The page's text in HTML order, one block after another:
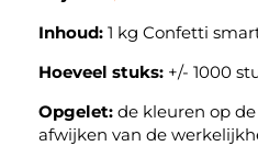
Inhoud: 1 kg Confetti
Hoeveel stuks: +/- 1000
Opgelet: de kleuren op
afwijken van de